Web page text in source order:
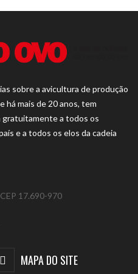
sobre a avicultura de produção
há mais de 20 anos, tem
gratuitamente a todos os
e a todos os elos da cadeia
17.690-970
MAPA DO SITE